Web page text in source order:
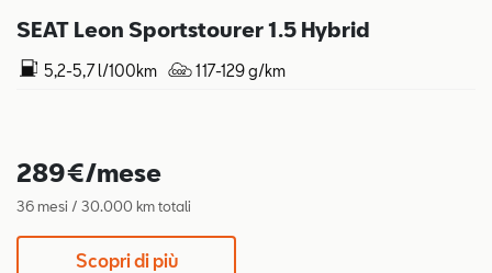
SEAT Leon Sportstourer 1.5 Hybrid
5,2-5,7 l/100km 117-129 g/km
289€/mese
36 mesi / 30.000 km totali
Scopri di più